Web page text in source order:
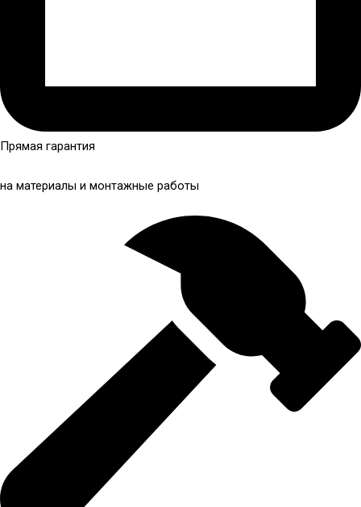
Прямая гарантия
на материалы и монтажные работы